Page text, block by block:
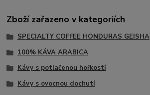
Zboží zařazeno v kategoriích
SPECIALTY COFFEE HONDURAS GEISHA
100% KÁVA ARABICA
Kávy s potlačenou hořkostí
Kávy s ovocnou dochutí